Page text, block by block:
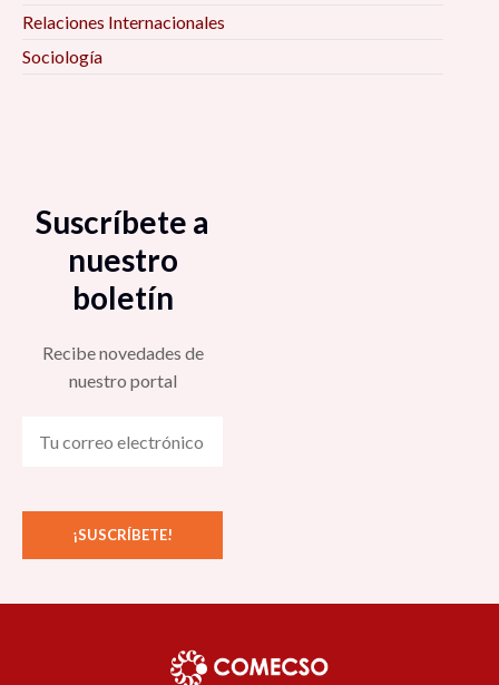
Relaciones Internacionales
Sociología
Suscríbete a
nuestro
boletín
Recibe novedades de
nuestro portal